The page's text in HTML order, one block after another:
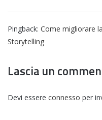
Pingback: Come migliorare
Storytelling
Lascia un
Devi essere connesso per